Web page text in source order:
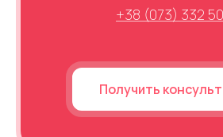
+38 (073) 332
Получить